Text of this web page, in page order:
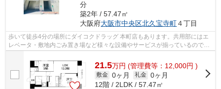
分
築2年 / 57.47㎡
大阪府大阪市中央区北久宝寺町４丁目
歩いて徒歩4分の場所にダイコクドラッグ 本町店もあります。共用部にはエ
レベータ・敷地内ごみ置き場など様々な設備やサービスが揃っているので便
21.5万円 (管理費等：12,000円 )
敷金 0ヶ月 礼金 0ヶ月
12階 / 2LDK / 57.47㎡